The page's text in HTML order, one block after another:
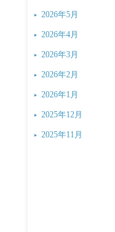
2026年5月
2026年4月
2026年3月
2026年2月
2026年1月
2025年12月
2025年11月